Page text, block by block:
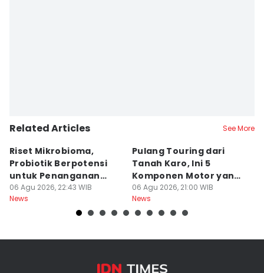
Related Articles See More
Riset Mikrobioma,
Probiotik Berpotensi
untuk Penanganan
Jerawat
06 Agu 2026, 22:43 WIB
News
Pulang Touring dari
Tanah Karo, Ini 5
Komponen Motor yang
Wajib Dicek
06 Agu 2026, 21:00 WIB
News